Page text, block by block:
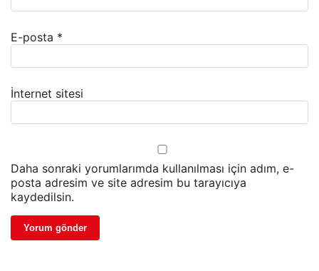
E-posta *
İnternet sitesi
Daha sonraki yorumlarımda kullanılması için adım, e-
posta adresim ve site adresim bu tarayıcıya
kaydedilsin.